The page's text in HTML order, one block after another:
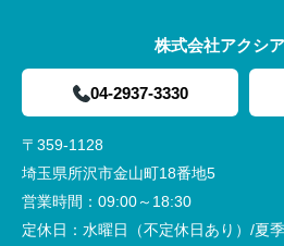
株式会社アクシ
04-2937-3330
〒359-1128
埼玉県所沢市金山町18番地5
営業時間： 09:00～18:30
定休日： 水曜日（不定休日あり）/夏